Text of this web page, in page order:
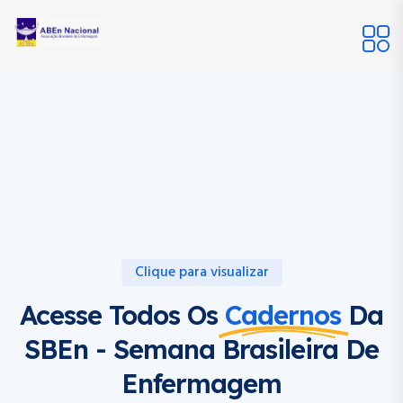
Clique para visualizar
Acesse Todos Os Cadernos Da
SBEn - Semana Brasileira De
Enfermagem